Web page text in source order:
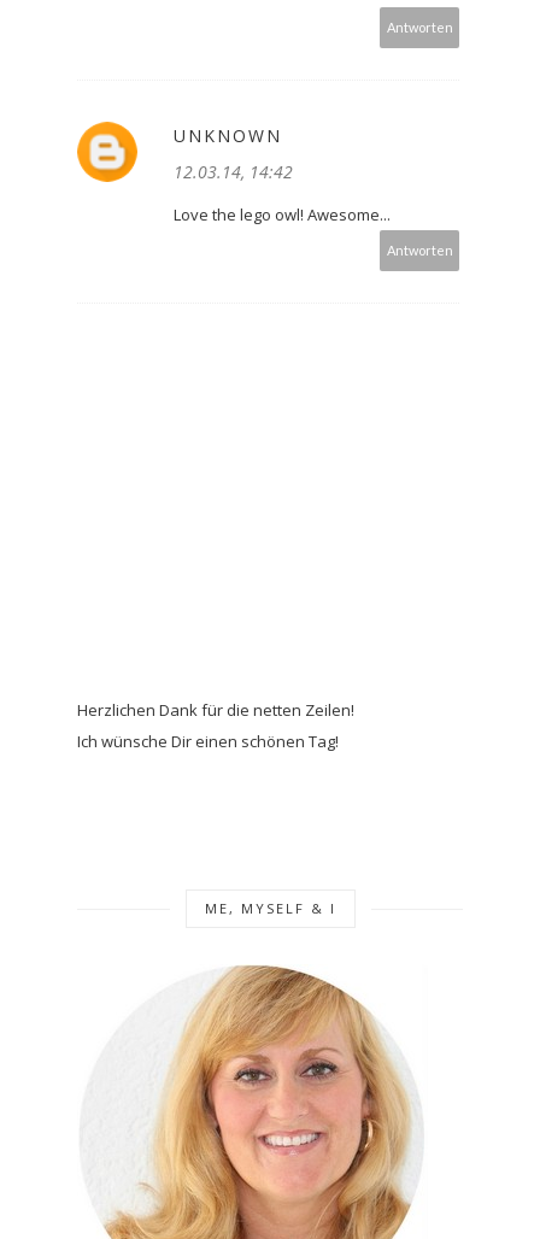
Antworten
UNKNOWN
12.03.14, 14:42
Love the lego owl! Awesome...
Antworten
Herzlichen Dank für die netten Zeilen!
Ich wünsche Dir einen schönen Tag!
ME, MYSELF & I